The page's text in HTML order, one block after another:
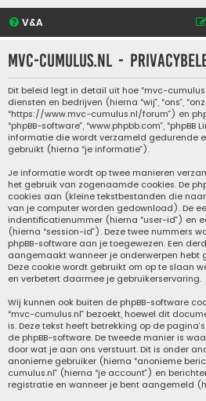
V&A
mvc-cumulus.nl -
Dit beleid legt in detail uit hoe “mvc-
diensten en bedrijven (hierna “wij”, “ons”,
“https://www.mvc-cumulus.nl/forum”) en
“phpBB-software”, “www.phpbb.com”, “phpBB
informatie die wordt verzameld gedurende
gebruikt (hierna “je informatie”).
Je informatie wordt op twee manieren
het gebruik van zogenaamde cookies. De
cookies aan (kleine tekstbestanden die
van je computer worden gedownload). De
indentificatienummer (hierna “user-id”) en
(hierna “session-id”). Deze twee nummers
phpBB-software aan je toegewezen. Een
aangemaakt wanneer je onderwerpen hebt
Deze cookie wordt gebruikt om op te slaan
en verbetert daarmee je gebruikerservaring.
Wij kunnen ook buiten de phpBB-software
“mvc-cumulus.nl” bezoekt, hoewel dit
is. Deze tekst heeft betrekking op de
de phpBB-software. De tweede manier is
door wat je aan ons verstuurt. Dit is onder
anonieme gebruiker (hierna “anonieme
cumulus.nl” (hierna “je account”) en
registratie en wanneer je bent aangemeld